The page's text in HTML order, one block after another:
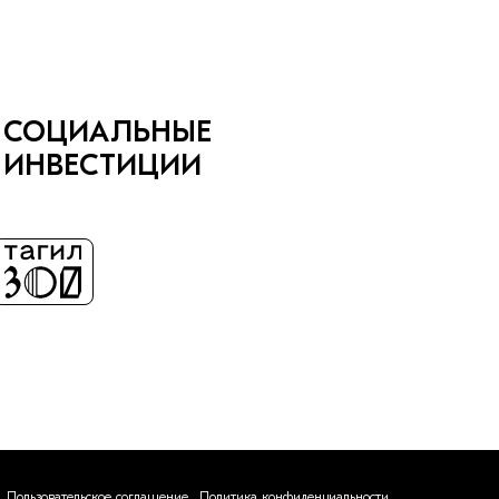
СОЦИАЛЬНЫЕ
ИНВЕСТИЦИИ